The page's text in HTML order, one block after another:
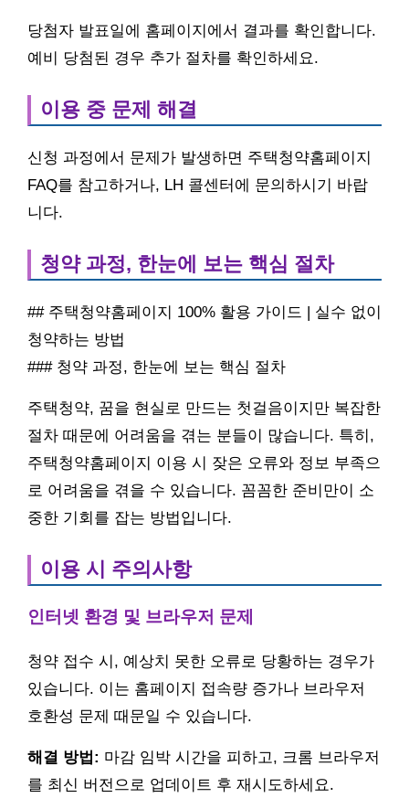
당첨자 발표일에 홈페이지에서 결과를 확인합니다.
예비 당첨된 경우 추가 절차를 확인하세요.
이용 중 문제 해결
신청 과정에서 문제가 발생하면 주택청약홈페이지
FAQ를 참고하거나, LH 콜센터에 문의하시기 바랍
니다.
청약 과정, 한눈에 보는 핵심 절차
## 주택청약홈페이지 100% 활용 가이드 | 실수 없이
청약하는 방법
### 청약 과정, 한눈에 보는 핵심 절차
주택청약, 꿈을 현실로 만드는 첫걸음이지만 복잡한
절차 때문에 어려움을 겪는 분들이 많습니다. 특히,
주택청약홈페이지 이용 시 잦은 오류와 정보 부족으
로 어려움을 겪을 수 있습니다. 꼼꼼한 준비만이 소
중한 기회를 잡는 방법입니다.
이용 시 주의사항
인터넷 환경 및 브라우저 문제
청약 접수 시, 예상치 못한 오류로 당황하는 경우가
있습니다. 이는 홈페이지 접속량 증가나 브라우저
호환성 문제 때문일 수 있습니다.
해결 방법: 마감 임박 시간을 피하고, 크롬 브라우저
를 최신 버전으로 업데이트 후 재시도하세요.